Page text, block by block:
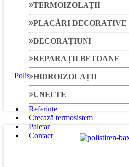
TERMOIZOLAȚII
PLACĂRI DECORATIVE
DECORAȚIUNI
REPARAȚII BETOANE
HIDROIZOLAȚII
UNELTE
Referințe
Creează termosistem
Paletar
Contact
Therm Platte
Polistiren expandat grafitat Top 80,